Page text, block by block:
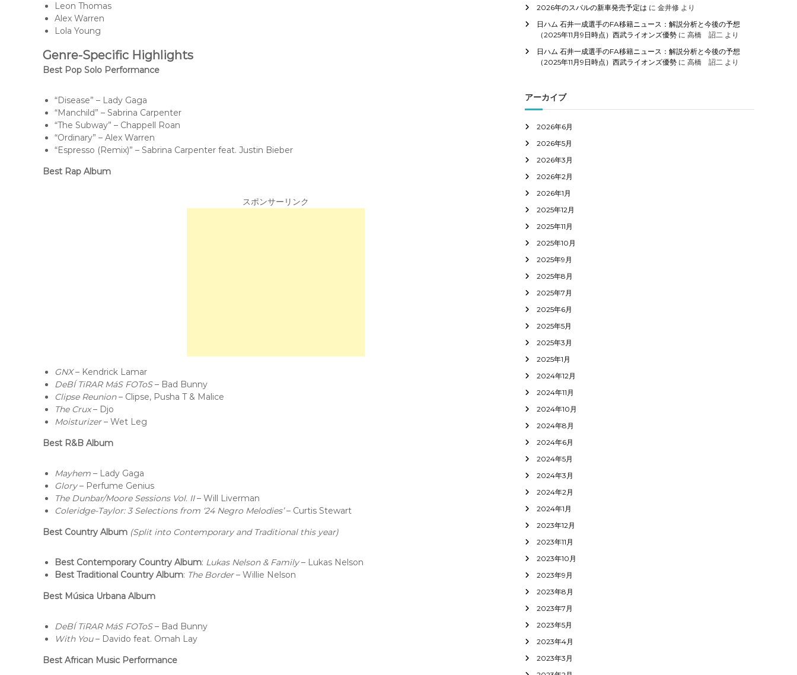
Leon Thomas
Alex Warren
Lola Young
Genre-Specific Highlights
Best Pop Solo Performance
“Disease” – Lady Gaga
“Manchild” – Sabrina Carpenter
“The Subway” – Chappell Roan
“Ordinary” – Alex Warren
“Espresso (Remix)” – Sabrina Carpenter feat. Justin Bieber
Best Rap Album
スポンサーリンク
GNX– Kendrick Lamar
DeBÍ TiRAR MáS FOToS– Bad Bunny
Clipse Reunion– Clipse, Pusha T & Malice
The Crux– Djo
Moisturizer– Wet Leg
Best R&B Album
Mayhem – Lady Gaga
Glory– Perfume Genius
The Dunbar/Moore Sessions Vol. II– Will Liverman
Coleridge-Taylor: 3 Selections from ‘24 Negro Melodies’– Curtis Stewart
Best Country Album (Split into Contemporary and Traditional this year)
Best Contemporary Country Album: Lukas Nelson & Family– Lukas Nelson
Best Traditional Country Album: The Border– Willie Nelson
Best Música Urbana Album
DeBÍ TiRAR MáS FOToS– Bad Bunny
With You– Davido feat. Omah Lay
Best African Music Performance
2026年のスバルの新車発売予定は に金井修 より
日ハム 石井一成選手のFA移籍ニュース：解説分析と今後の予想
（2025年11月9日時点）西武ライオンズ優勢 に高橋 詔二 より
日ハム 石井一成選手のFA移籍ニュース：解説分析と今後の予想
（2025年11月9日時点）西武ライオンズ優勢 に高橋 詔二 より
アーカイブ
2026年6月
2026年5月
2026年3月
2026年2月
2026年1月
2025年12月
2025年11月
2025年10月
2025年9月
2025年8月
2025年7月
2025年6月
2025年5月
2025年3月
2025年1月
2024年12月
2024年11月
2024年10月
2024年8月
2024年6月
2024年5月
2024年3月
2024年2月
2024年1月
2023年12月
2023年11月
2023年10月
2023年9月
2023年8月
2023年7月
2023年5月
2023年4月
2023年3月